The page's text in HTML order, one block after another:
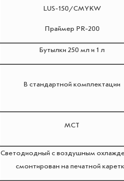
LUS-150/CMYKW
Праймер PR-200
Бутылки 250 мл и 1 л
В стандартной комплектации
MCT
Светодиодный с воздушным
смонтирован на печатной